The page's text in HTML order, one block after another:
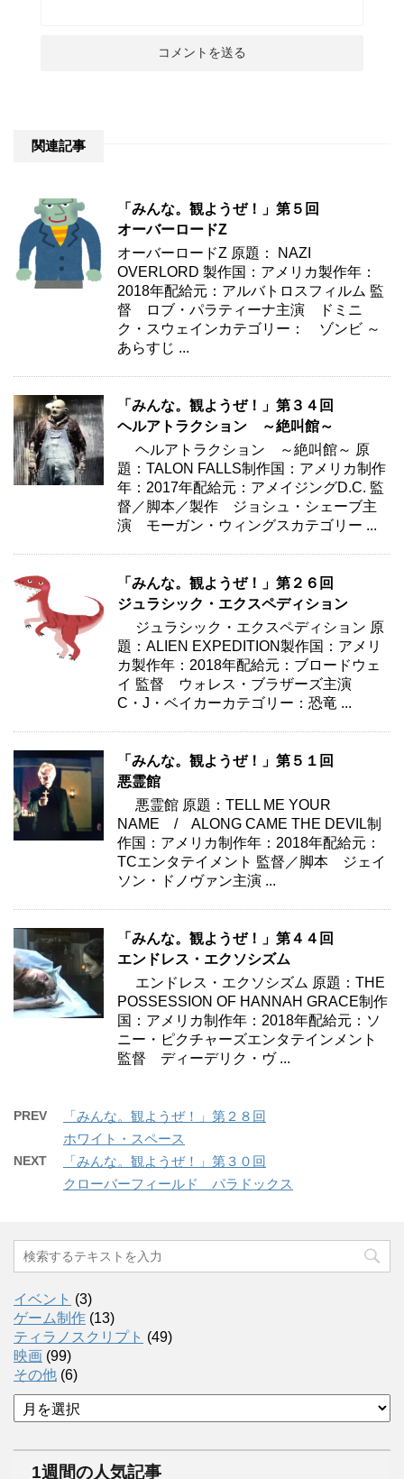
関連記事
「みんな。観ようぜ！」第５回
オーバーロードZ
オーバーロードZ 原題： NAZI
OVERLORD 製作国：アメリカ製作年：
2018年配給元：アルバトロスフィルム 監
督 ロブ・パラティーナ主演 ドミニ
ク・スウェインカテゴリー： ゾンビ ～
あらすじ ...
「みんな。観ようぜ！」第３４回
ヘルアトラクション ～絶叫館～
ヘルアトラクション ～絶叫館～ 原
題：TALON FALLS制作国：アメリカ制作
年：2017年配給元：アメイジングD.C. 監
督／脚本／製作 ジョシュ・シェーブ主
演 モーガン・ウィングスカテゴリー ...
「みんな。観ようぜ！」第２６回
ジュラシック・エクスペディション
ジュラシック・エクスペディション 原
題：ALIEN EXPEDITION製作国：アメリ
カ製作年：2018年配給元：ブロードウェ
イ 監督 ウォレス・ブラザーズ主演
C・J・ベイカーカテゴリー：恐竜 ...
「みんな。観ようぜ！」第５１回
悪霊館
悪霊館 原題：TELL ME YOUR
NAME / ALONG CAME THE DEVIL制
作国：アメリカ制作年：2018年配給元：
TCエンタテイメント 監督／脚本 ジェイ
ソン・ドノヴァン主演 ...
「みんな。観ようぜ！」第４４回
エンドレス・エクソシズム
エンドレス・エクソシズム 原題：THE
POSSESSION OF HANNAH GRACE制作
国：アメリカ制作年：2018年配給元：ソ
ニー・ピクチャーズエンタテインメント
監督 ディーデリク・ヴ ...
PREV
「みんな。観ようぜ！」第２８回
ホワイト・スペース
NEXT
「みんな。観ようぜ！」第３０回
クローバーフィールド パラドックス
イベント (3)
ゲーム制作 (13)
ティラノスクリプト (49)
映画 (99)
その他 (6)
ア
ー
1週間の人気記事